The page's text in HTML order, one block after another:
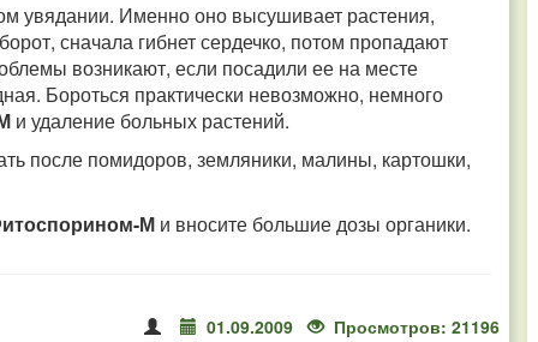
увядании. Именно оно высушивает растения,
сначала гибнет сердечко, потом пропадают
возникают, если посадили ее на месте
Бороться практически невозможно, немного
и удаление больных растений.
после помидоров, земляники, малины, картошки,
М и вносите большие дозы органики.
01.09.2009 Просмотров: 21196